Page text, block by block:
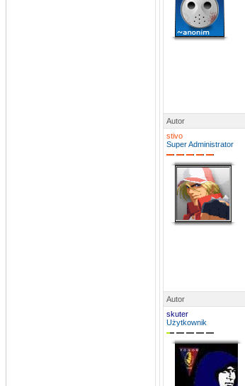
Autor
stivo
Super Administrator
Autor
skuter
Użytkownik